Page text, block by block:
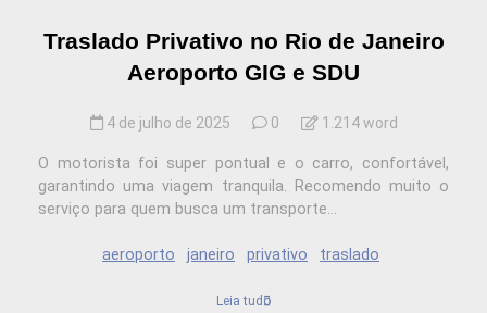
Traslado Privativo no Rio de Janeiro
Aeroporto GIG e SDU
4 de julho de 2025 0 1.214 word
O motorista foi super pontual e o carro, confortável,
garantindo uma viagem tranquila. Recomendo muito o
serviço para quem busca um transporte...
aeroporto janeiro privativo traslado
Leia tudo